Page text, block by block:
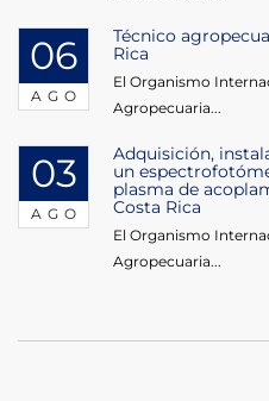
06
AGO
Técnico
Rica
El Organismo
Agropecuaria...
03
AGO
Adquisición,
un
plasma de
Costa Rica
El Organismo
Agropecuaria...